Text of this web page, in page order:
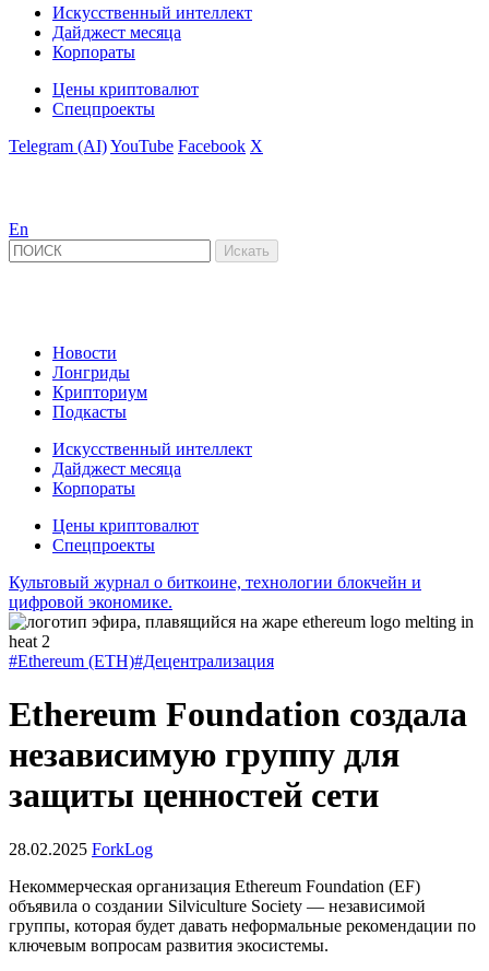
Искусственный интеллект
Дайджест месяца
Корпораты
Цены криптовалют
Спецпроекты
Telegram (AI)YouTube Facebook X
En
Новости
Лонгриды
Крипториум
Подкасты
Искусственный интеллект
Дайджест месяца
Корпораты
Цены криптовалют
Спецпроекты
Культовый журнал о биткоине, технологии блокчейн и
цифровой экономике.
#Ethereum (ETH)#Децентрализация
Ethereum Foundation создала
независимую группу для
защиты ценностей сети
28.02.2025 ForkLog
Некоммерческая организация Ethereum Foundation (EF)
объявила о создании Silviculture Society — независимой
группы, которая будет давать неформальные рекомендации по
ключевым вопросам развития экосистемы.